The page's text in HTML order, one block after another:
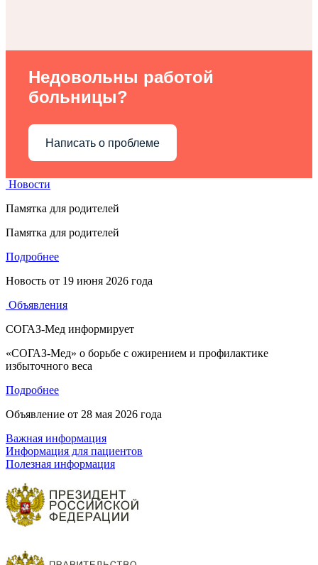
Недовольны работой
больницы?
Написать о проблеме
Новости
Памятка для родителей
Памятка для родителей
Подробнее
Новость от 19 июня 2026 года
Объявления
СОГАЗ-Мед информирует
«СОГАЗ-Мед» о борьбе с ожирением и профилактике
избыточного веса
Подробнее
Объявление от 28 мая 2026 года
Важная информация
Информация для пациентов
Полезная информация